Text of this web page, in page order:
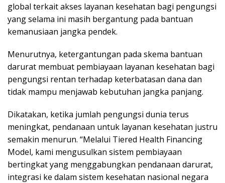
global terkait akses layanan kesehatan bagi pengungsi
yang selama ini masih bergantung pada bantuan
kemanusiaan jangka pendek.
Menurutnya, ketergantungan pada skema bantuan
darurat membuat pembiayaan layanan kesehatan bagi
pengungsi rentan terhadap keterbatasan dana dan
tidak mampu menjawab kebutuhan jangka panjang.
Dikatakan, ketika jumlah pengungsi dunia terus
meningkat, pendanaan untuk layanan kesehatan justru
semakin menurun. “Melalui Tiered Health Financing
Model, kami mengusulkan sistem pembiayaan
bertingkat yang menggabungkan pendanaan darurat,
integrasi ke dalam sistem kesehatan nasional negara